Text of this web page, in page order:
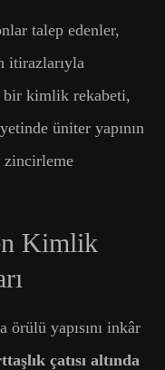
talep edenler,
itirazlarıyla
bir kimlik rekabeti,
üniter yapının
zincirleme
Kimlik
örülü yapısını inkâr
çatısı altında